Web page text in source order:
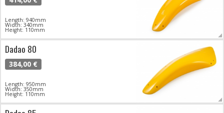
Length: 940mm
Width: 340mm
Height: 110mm
Dadao 80
384,00 €
Length: 950mm
Width: 350mm
Height: 110mm